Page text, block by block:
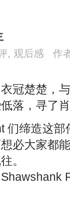
, 观后感
作
楚楚，与
落，寻了
缔造这部
必大家都
。